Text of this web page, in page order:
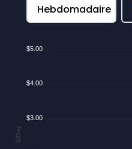
Hebdomadaire
$5.00
$4.00
$3.00
$/Day